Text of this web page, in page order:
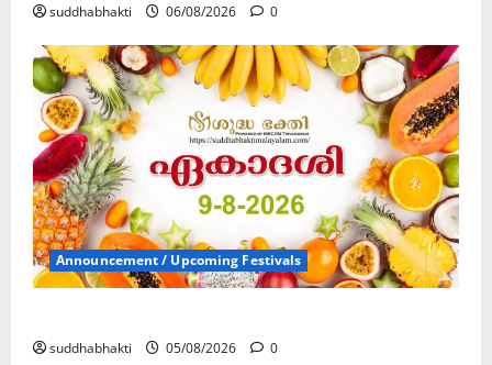
suddhabhakti 06/08/2026 0
Announcement / Upcoming Festivals
suddhabhakti 05/08/2026 0